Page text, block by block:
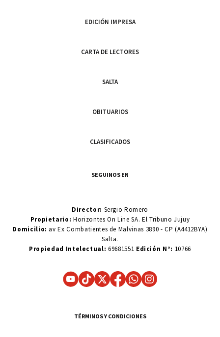
EDICIÓN IMPRESA
CARTA DE LECTORES
SALTA
OBITUARIOS
CLASIFICADOS
SEGUINOS EN
Director: Sergio Romero
Propietario:Horizontes On Line SA. El Tribuno Jujuy
Domicilio: av Ex Combatientes de Malvinas 3890 - CP (A4412BYA)
Salta.
Propiedad Intelectual: 69681551 Edición N°: 10766
TÉRMINOS Y CONDICIONES